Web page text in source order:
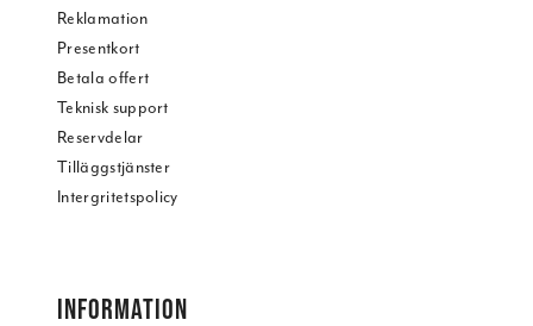
Reklamation
Presentkort
Betala offert
Teknisk support
Reservdelar
Tilläggstjänster
Intergritetspolicy
INFORMATION